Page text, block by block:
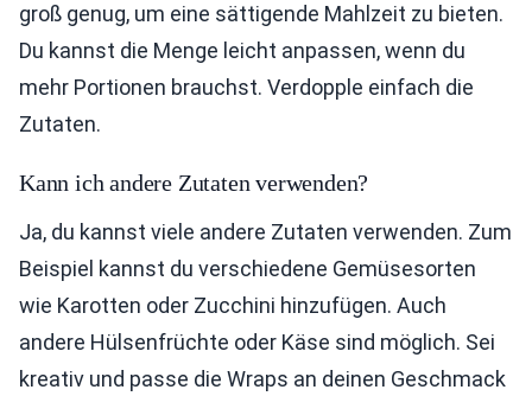
groß genug, um eine sättigende Mahlzeit zu bieten.
Du kannst die Menge leicht anpassen, wenn du
mehr Portionen brauchst. Verdopple einfach die
Zutaten.
Kann ich andere Zutaten verwenden?
Ja, du kannst viele andere Zutaten verwenden. Zum
Beispiel kannst du verschiedene Gemüsesorten
wie Karotten oder Zucchini hinzufügen. Auch
andere Hülsenfrüchte oder Käse sind möglich. Sei
kreativ und passe die Wraps an deinen Geschmack